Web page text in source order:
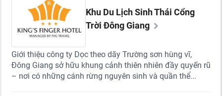
Khu Du Lịch Sinh Thái Cổng
Trời Đông Giang
Giới thiệu công ty Dọc theo dãy Trường sơn hùng vĩ,
Đông Giang sở hữu khung cảnh thiên nhiên đầy quyến rũ
– nơi có những cánh rừng nguyên sinh và quần thể...